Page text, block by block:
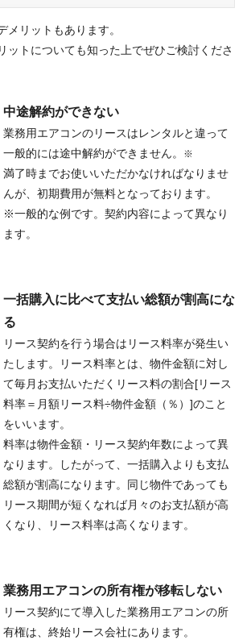
メリットもあります。
ットについても知った上でぜひご検討くださ
中途解約ができない
業務用エアコンのリースはレンタルと違って
一般的には途中解約ができません。
※
満了時までお使いいただかなければなりませ
んが、初期費用が無料となっております。
※一般的な例です。契約内容によって異なり
ます。
一括購入に比べて支払い総額が割高にな
る
リース契約を行う場合はリース料率が発生い
たします。リース料率とは、物件金額に対し
て毎月お支払いただくリース料の割合[リース
料率＝月額リース料÷物件金額（％）]のこと
をいいます。
料率は物件金額・リース契約年数によって異
なります。したがって、一括購入よりも支払
総額が割高になります。同じ物件であっても
リース期間が短くなれば月々のお支払額が高
くなり、リース料率は高くなります。
業務用エアコンの所有権が移転しない
リース契約にて導入した業務用エアコンの所
有権は、終始リース会社にあります。
ご相談
その他
のご連絡
さい)
お電話
メール